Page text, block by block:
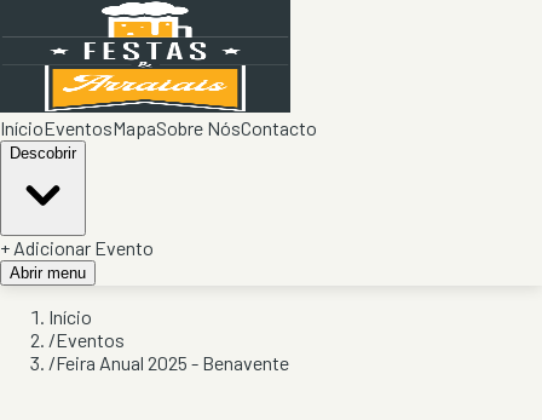
InícioEventosMapaSobre NósContacto
Descobrir
+ Adicionar Evento
Abrir menu
Início
/Eventos
/Feira Anual 2025 - Benavente